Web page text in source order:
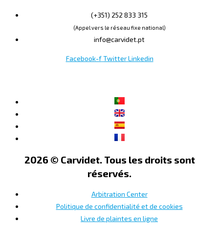
(+351) 252 833 315
(Appel vers le réseau fixe national)
info@carvidet.pt
Facebook-f Twitter Linkedin
2026 © Carvidet. Tous les droits sont
réservés.
Arbitration Center
Politique de confidentialité et de cookies
Livre de plaintes en ligne